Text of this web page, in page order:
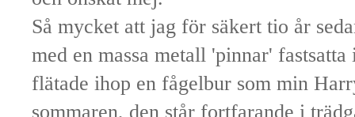
Så mycket att jag för säkert tio år
med en massa metall 'pinnar'
flätade ihop en fågelbur som min
sommaren, den står fortfarande i